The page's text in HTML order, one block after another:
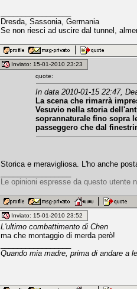
Dresda, Sassonia, Germania
Se non riesci ad uscire dal tunnel,
Inviato: 15-01-2010 23:23
quote:
In data 2010-01-15 22:47,
La scena che rimarrà
Vesuvio nella storia
soprannaturale fino sopra
passeggero che dal
Storica e meravigliosa. L'ho anche
Le opinioni espresse da questo utente
Inviato: 15-01-2010 23:52
L'ultimo combattimento di Chen
ma che montaggio di merda però!
Quando mia madre, prima di andare a